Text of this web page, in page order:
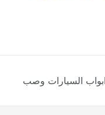
النسيم 66400366 فتح ابواب السيارات وصب